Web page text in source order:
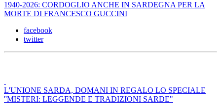
1940-2026: CORDOGLIO ANCHE IN SARDEGNA PER LA
MORTE DI FRANCESCO GUCCINI
facebook
twitter
L'UNIONE SARDA, DOMANI IN REGALO LO SPECIALE
''MISTERI: LEGGENDE E TRADIZIONI SARDE"